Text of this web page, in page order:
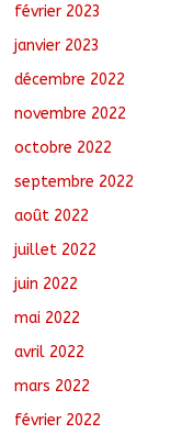
février 2023
janvier 2023
décembre 2022
novembre 2022
octobre 2022
septembre 2022
août 2022
juillet 2022
juin 2022
mai 2022
avril 2022
mars 2022
février 2022